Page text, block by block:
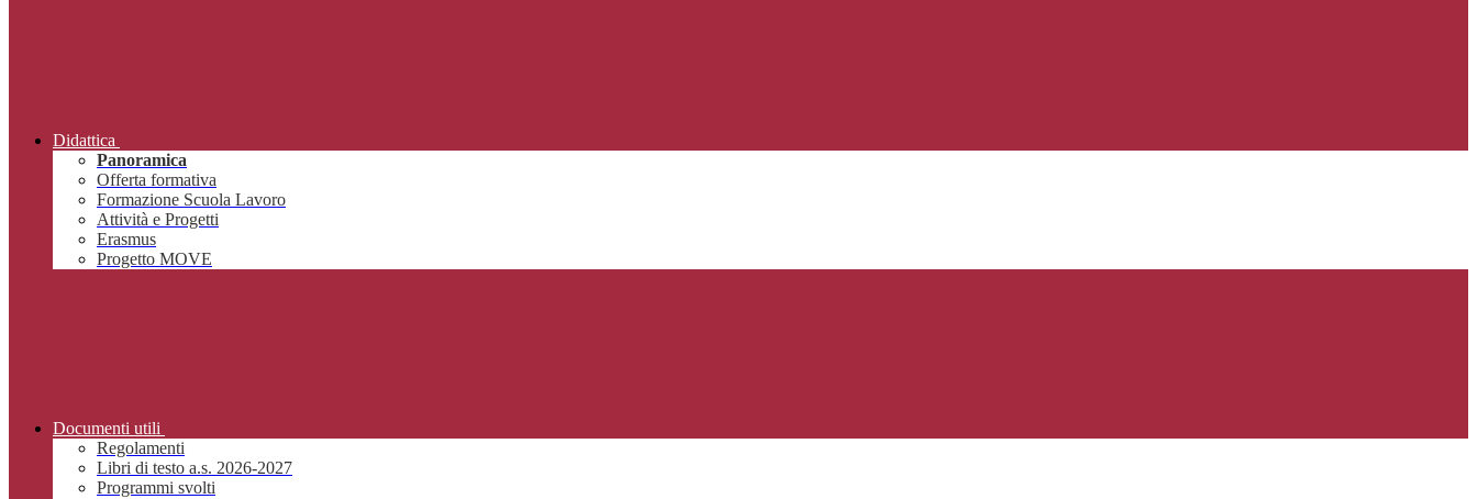
Didattica
Panoramica
Offerta formativa
Formazione Scuola Lavoro
Attività e Progetti
Erasmus
Progetto MOVE
Documenti utili
Regolamenti
Libri di testo a.s. 2026-2027
Programmi svolti